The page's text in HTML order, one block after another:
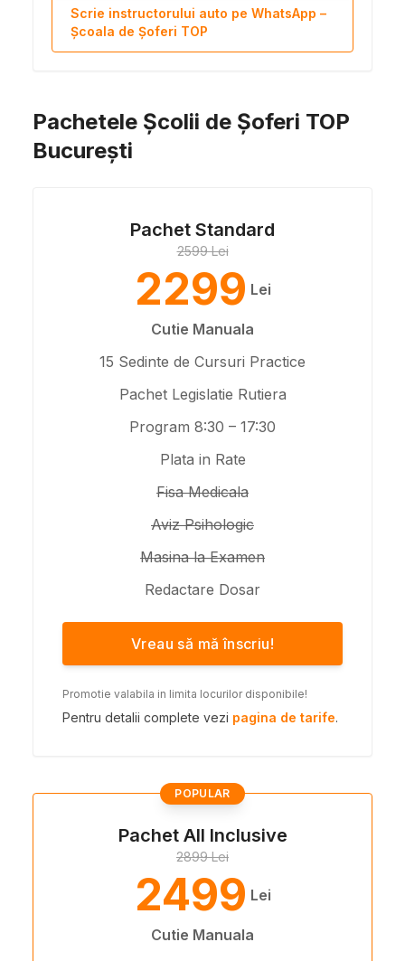
Scrie instructorului auto pe WhatsApp –
Școala de Șoferi TOP
Pachetele Școlii de Șoferi TOP
București
Pachet Standard
2599 Lei
2299 Lei
Cutie Manuala
15 Sedinte de Cursuri Practice
Pachet Legislatie Rutiera
Program 8:30 – 17:30
Plata in Rate
Fisa Medicala
Aviz Psihologic
Masina la Examen
Redactare Dosar
Vreau să mă înscriu!
Promotie valabila in limita locurilor disponibile!
Pentru detalii complete vezi pagina de tarife.
POPULAR
Pachet All Inclusive
2899 Lei
2499 Lei
Cutie Manuala